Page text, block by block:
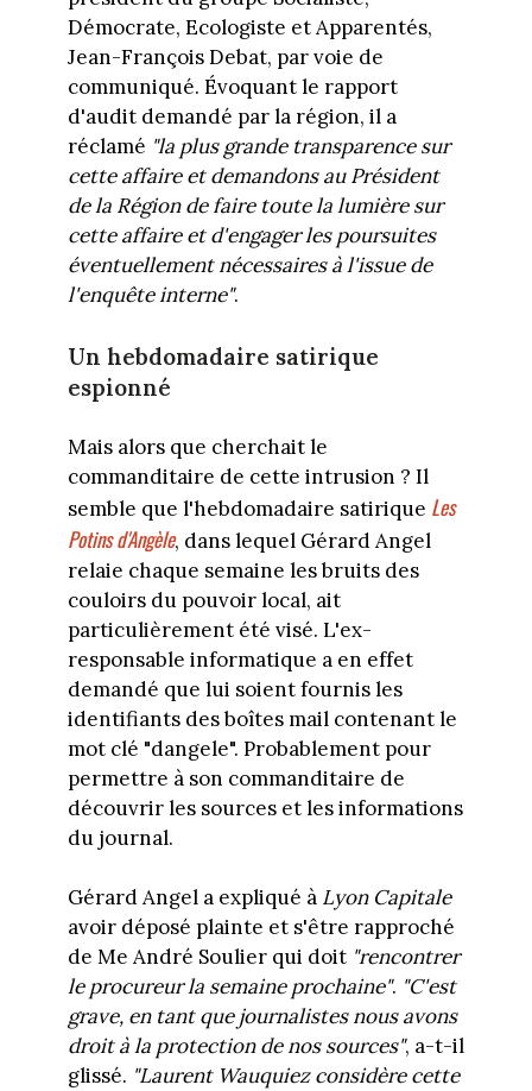
Démocrate, Ecologiste et Apparentés,
Jean-François Debat, par voie de
communiqué. Évoquant le rapport
d'audit demandé par la région, il a
réclamé "la plus grande transparence sur
cette affaire et demandons au Président
de la Région de faire toute la lumière sur
cette affaire et d'engager les poursuites
éventuellement nécessaires à l'issue de
l'enquête interne".
Un hebdomadaire satirique
espionné
Mais alors que cherchait le
commanditaire de cette intrusion ? Il
semble que l'hebdomadaire satirique Les
Potins d'Angèle, dans lequel Gérard Angel
relaie chaque semaine les bruits des
couloirs du pouvoir local, ait
particulièrement été visé. L'ex-
responsable informatique a en effet
demandé que lui soient fournis les
identifiants des boîtes mail contenant le
mot clé "dangele". Probablement pour
permettre à son commanditaire de
découvrir les sources et les informations
du journal.
Gérard Angel a expliqué à Lyon Capitale
avoir déposé plainte et s'être rapproché
de Me André Soulier qui doit "rencontrer
le procureur la semaine prochaine". "C'est
grave, en tant que journalistes nous avons
droit à la protection de nos sources", a-t-il
glissé. "Laurent Wauquiez considère cette